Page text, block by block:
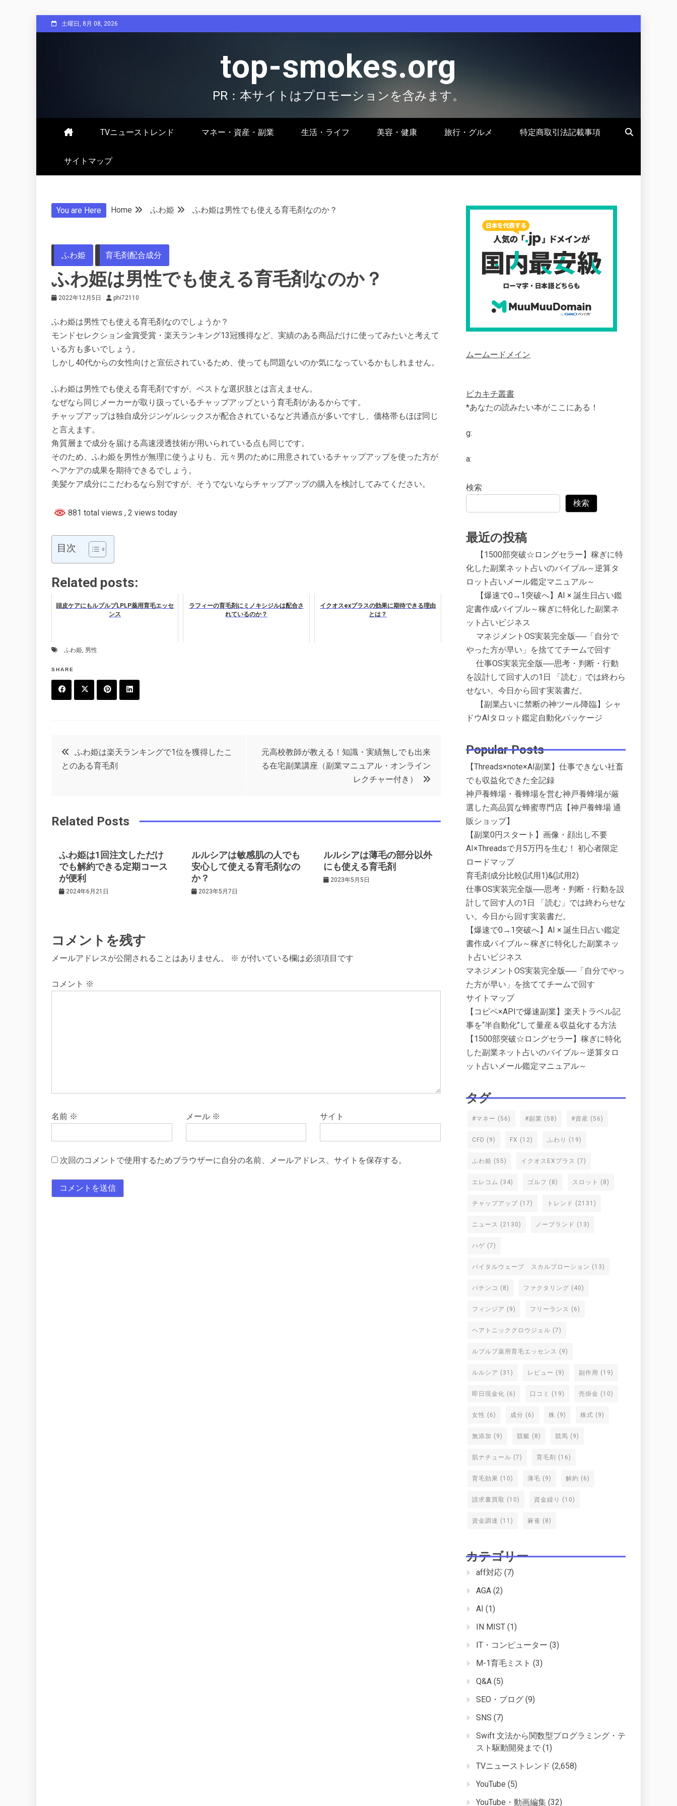
to
土曜日, 8月 08, 2026
top-smokes.org
PR：本サイトはプロモーションを含みます。
TVニューストレンド マネー・資産・副業 生活・ライフ 美容・健康 旅行・グルメ 特定商取引法記載事項
サイトマップ
You are Here Home ふわ姫 ふわ姫は男性でも使える育毛剤なのか？
ふわ姫 育毛剤配合成分
ふわ姫は男性でも使える育毛剤なのか？
2022年12月5日 phi72110
ふわ姫は男性でも使える育毛剤なのでしょうか？
モンドセレクション金賞受賞・楽天ランキング13冠獲得など、実績のある商品だけに使ってみたいと考えて
いる方も多いでしょう。
しかし40代からの女性向けと宣伝されているため、使っても問題ないのか気になっているかもしれません。
ふわ姫は男性でも使える育毛剤ですが、ベストな選択肢とは言えません。
なぜなら同じメーカーが取り扱っているチャップアップという育毛剤があるからです。
チャップアップは独自成分ジンゲルシックスが配合されているなど共通点が多いですし、価格帯もほぼ同じ
と言えます。
角質層まで成分を届ける高速浸透技術が用いられている点も同じです。
そのため、ふわ姫を男性が無理に使うよりも、元々男のために用意されているチャップアップを使った方が
ヘアケアの成果を期待できるでしょう。
美髪ケア成分にこだわるなら別ですが、そうでないならチャップアップの購入を検討してみてください。
881 total views , 2 views today
目次
Related posts:
頭皮ケアにもルプルプLPLP薬用育毛エッセ
ンス
ラフィーの育毛剤にミノキシジルは配合さ
れているのか？
イクオスexプラスの効果に期待できる理由
とは？
ふわ姫, 男性
SHARE
k
t
e
t
e
投
稿
ビ
ゲ
ー
ョ
ン
ふわ姫は楽天ランキングで1位を獲得したこ
とのある育毛剤
元高校教師が教える！知識・実績無しでも出来
る在宅副業講座（副業マニュアル・オンライン
レクチャー付き）
Related Posts
ふわ姫は1回注文しただけ
でも解約できる定期コース
が便利
2024年6月21日
ルルシアは敏感肌の人でも
安心して使える育毛剤なの
か？
2023年5月7日
ルルシアは薄毛の部分以外
にも使える育毛剤
2023年5月5日
コメントを残す
メールアドレスが公開されることはありません。 ※ が付いている欄は必須項目です
コメント ※
名前 ※ メール ※ サイト
次回のコメントで使用するためブラウザーに自分の名前、メールアドレス、サイトを保存する。
ムームードメイン
ピカキチ叢書
*あなたの読みたい本がここにある！
g:
a:
検索
検索
最近の投稿
【1500部突破☆ロングセラー】稼ぎに特
化した副業ネット占いのバイブル～逆算タ
ロット占いメール鑑定マニュアル～
【爆速で0→1突破へ】AI × 誕生日占い鑑
定書作成バイブル～稼ぎに特化した副業ネ
ット占いビジネス
マネジメントOS実装完全版──「自分で
やった方が早い」を捨ててチームで回す
仕事OS実装完全版──思考・判断・行動
を設計して回す人の1日 「読む」では終わら
せない。今日から回す実装書だ。
【副業占いに禁断の神ツール降臨】シャ
ドウAIタロット鑑定自動化パッケージ
Popular Posts
【Threads×note×AI副業】仕事できない社畜
でも収益化できた全記録
神戸養蜂場・養蜂場を営む神戸養蜂場が厳
選した高品質な蜂蜜専門店【神戸養蜂場 通
販ショップ】
【副業0円スタート】画像・顔出し不要
AI×Threadsで月5万円を生む！ 初心者限定
ロードマップ
育毛剤成分比較(試用1)&(試用2)
仕事OS実装完全版──思考・判断・行動を設
計して回す人の1日 「読む」では終わらせな
い。今日から回す実装書だ。
【爆速で0→1突破へ】AI × 誕生日占い鑑定
書作成バイブル～稼ぎに特化した副業ネッ
ト占いビジネス
マネジメントOS実装完全版──「自分でやっ
た方が早い」を捨ててチームで回す
サイトマップ
【コピペ×APIで爆速副業】楽天トラベル記
事を“半自動化”して量産＆収益化する方法
【1500部突破☆ロングセラー】稼ぎに特化
した副業ネット占いのバイブル～逆算タロ
ット占いメール鑑定マニュアル～
タグ
#マネー (56) #副業 (58) #資産 (56)
CFD (9) FX (12) ふわり (19)
ふわ姫 (55) イクオスEXプラス (7)
エレコム (34) ゴルフ (8) スロット (8)
チャップアップ (17) トレンド (2131)
ニュース (2130) ノーブランド (13)
ハゲ (7)
バイタルウェーブ スカルプローション (13)
パチンコ (8) ファクタリング (40)
フィンジア (9) フリーランス (6)
ヘアトニックグロウジェル (7)
ルプルプ薬用育毛エッセンス (9)
ルルシア (31) レビュー (9) 副作用 (19)
即日現金化 (6) 口コミ (19) 売掛金 (10)
女性 (6) 成分 (6) 株 (9) 株式 (9)
無添加 (9) 競艇 (8) 競馬 (9)
肌ナチュール (7) 育毛剤 (16)
育毛効果 (10) 薄毛 (9) 解約 (6)
請求書買取 (10) 資金繰り (10)
資金調達 (11) 麻雀 (8)
カテゴリー
aff対応 (7)
AGA (2)
AI (1)
IN MIST (1)
IT・コンピューター (3)
M-1育毛ミスト (3)
Q&A (5)
SEO・ブログ (9)
SNS (7)
Swift 文法から関数型プログラミング・テ
スト駆動開発まで (1)
TVニューストレンド (2,658)
YouTube (5)
YouTube・動画編集 (32)